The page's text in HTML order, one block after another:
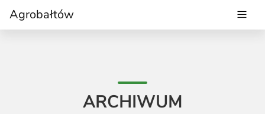
Agrobałtów
ARCHIWUM